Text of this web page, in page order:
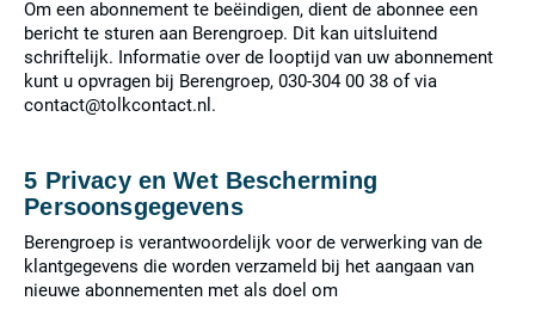
Om een abonnement te beëindigen, dient de abonnee een
bericht te sturen aan Berengroep. Dit kan uitsluitend
schriftelijk. Informatie over de looptijd van uw abonnement
kunt u opvragen bij Berengroep, 030-304 00 38 of via
contact@tolkcontact.nl.
5 Privacy en Wet Bescherming
Persoonsgegevens
Berengroep is verantwoordelijk voor de verwerking van de
klantgegevens die worden verzameld bij het aangaan van
nieuwe abonnementen met als doel om